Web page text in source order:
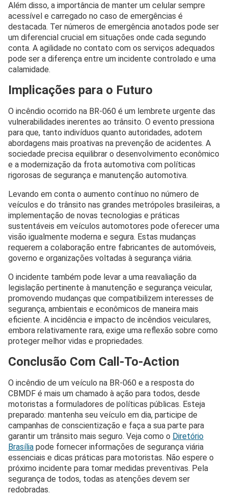
Além disso, a importância de manter um celular sempre
acessível e carregado no caso de emergências é
destacada. Ter números de emergência anotados pode ser
um diferencial crucial em situações onde cada segundo
conta. A agilidade no contato com os serviços adequados
pode ser a diferença entre um incidente controlado e uma
calamidade.
Implicações para o Futuro
O incêndio ocorrido na BR-060 é um lembrete urgente das
vulnerabilidades inerentes ao trânsito. O evento pressiona
para que, tanto indivíduos quanto autoridades, adotem
abordagens mais proativas na prevenção de acidentes. A
sociedade precisa equilibrar o desenvolvimento econômico
e a modernização da frota automotiva com políticas
rigorosas de segurança e manutenção automotiva.
Levando em conta o aumento contínuo no número de
veículos e do trânsito nas grandes metrópoles brasileiras, a
implementação de novas tecnologias e práticas
sustentáveis em veículos automotores pode oferecer uma
visão igualmente moderna e segura. Estas mudanças
requerem a colaboração entre fabricantes de automóveis,
governo e organizações voltadas à segurança viária.
O incidente também pode levar a uma reavaliação da
legislação pertinente à manutenção e segurança veicular,
promovendo mudanças que compatibilizem interesses de
segurança, ambientais e econômicos de maneira mais
eficiente. A incidência e impacto de incêndios veiculares,
embora relativamente rara, exige uma reflexão sobre como
proteger melhor vidas e propriedades.
Conclusão Com Call-To-Action
O incêndio de um veículo na BR-060 e a resposta do
CBMDF é mais um chamado à ação para todos, desde
motoristas a formuladores de políticas públicas. Esteja
preparado: mantenha seu veículo em dia, participe de
campanhas de conscientização e faça a sua parte para
garantir um trânsito mais seguro. Veja como o Diretório
Brasília pode fornecer informações de segurança viária
essenciais e dicas práticas para motoristas. Não espere o
próximo incidente para tomar medidas preventivas. Pela
segurança de todos, todas as atenções devem ser
redobradas.